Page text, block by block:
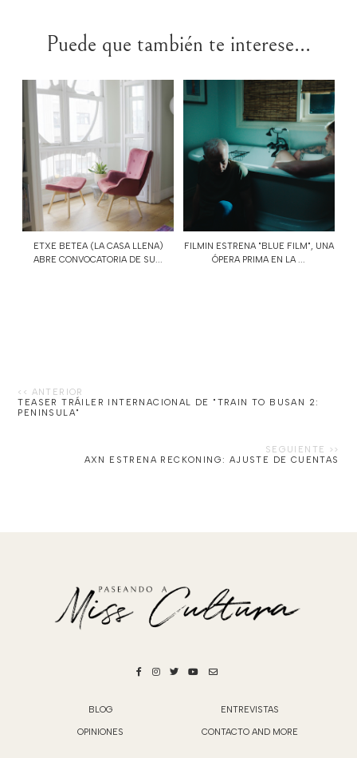
Puede que también te interese...
ETXE BETEA (LA CASA LLENA)
ABRE CONVOCATORIA DE SU...
FILMIN ESTRENA "BLUE FILM", UNA
ÓPERA PRIMA EN LA ...
TEASER TRÁILER INTERNACIONAL DE "TRAIN TO BUSAN 2:
PENINSULA"
AXN ESTRENA RECKONING: AJUSTE DE CUENTAS
BLOG ENTREVISTAS
OPINIONES CONTACTO AND MORE